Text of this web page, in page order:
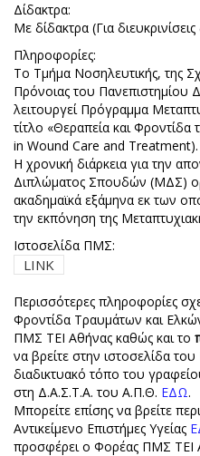
Δίδακτρα:
Με δίδακτρα (Για διευκρινίσεις
Πληροφορίες:
Το Τμήμα Νοσηλευτικής, της
Πρόνοιας του Πανεπιστημίου
λειτουργεί Πρόγραμμα
τίτλο «Θεραπεία και
in Wound Care and Treatment).
Η χρονική διάρκεια για την
Διπλώματος Σπουδών (ΜΔΣ)
ακαδημαϊκά εξάμηνα εκ των
την εκπόνηση της
Ιστοσελίδα ΠΜΣ:
LINK
Περισσότερες πληροφορίες
Φροντίδα Τραυμάτων και
ΠΜΣ ΤΕΙ Αθήνας καθώς και το
να βρείτε στην ιστοσελίδα
διαδικτυακό τόπο του
στη Δ.Α.Σ.Τ.Α. του Α.Π.Θ. ΕΔΩ.
Μπορείτε επίσης να βρείτε
Αντικείμενο Επιστήμες Υγείας
προσφέρει ο Φορέας ΠΜΣ ΤΕΙ